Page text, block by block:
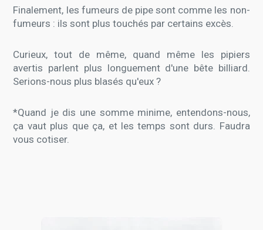
Finalement, les fumeurs de pipe sont comme les non-
fumeurs : ils sont plus touchés par certains excès.
Curieux, tout de même, quand même les pipiers
avertis parlent plus longuement d'une bête billiard.
Serions-nous plus blasés qu'eux ?
*Quand je dis une somme minime, entendons-nous,
ça vaut plus que ça, et les temps sont durs. Faudra
vous cotiser.